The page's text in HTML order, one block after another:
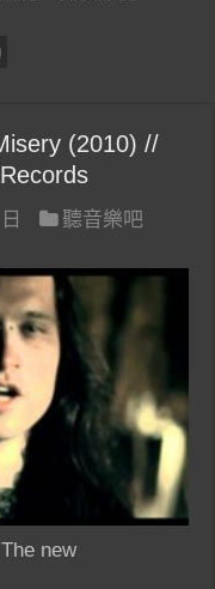
(2010) //
聽音樂吧
new